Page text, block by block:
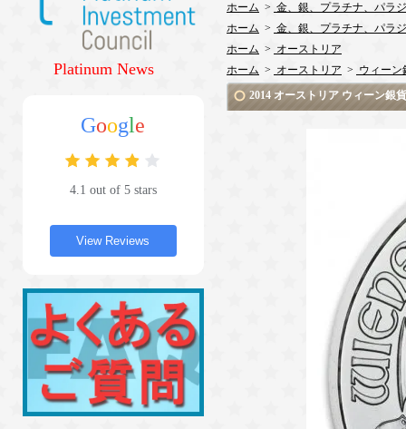
Platinum News
Google
4.1 out of 5 stars
View Reviews
ホーム > 金、銀、プラチナ、パラ
ホーム > 金、銀、プラチナ、パラ
ホーム > オーストリア
ホーム > オーストリア > ウィーン
2014 オーストリア ウィーン銀